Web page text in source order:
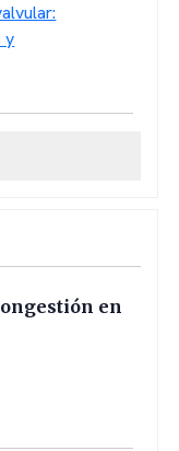
y
en